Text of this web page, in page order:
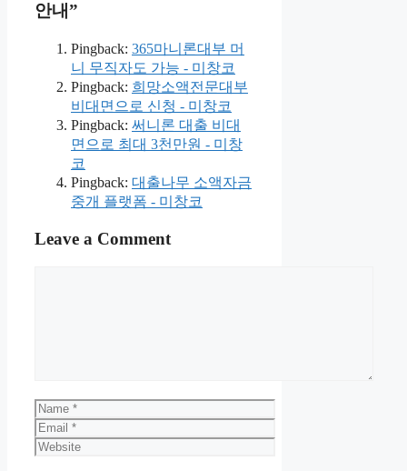
안내”
Pingback: 365마니론대부 머
니 무직자도 가능 - 미창코
Pingback: 희망소액전문대부
비대면으로 신청 - 미창코
Pingback: 써니론 대출 비대
면으로 최대 3천만원 - 미창
코
Pingback: 대출나무 소액자금
중개 플랫폼 - 미창코
Leave a Comment
Name
Email
Website